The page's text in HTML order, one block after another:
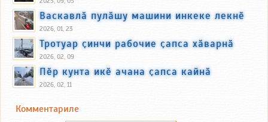
Васкавлӑ пулӑшу машини инкеке лекнӗ
2026, 01, 23
Тротуар ҫинчи рабочие ҫапса хӑварнӑ
2026, 02, 09
Пӗр кунта икӗ ачана ҫапса кайнӑ
2026, 02, 11
Комментариле